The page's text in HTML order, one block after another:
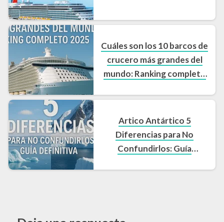
Cuáles son los 10 barcos de
crucero más grandes del
mundo: Ranking completo
Artico Antártico 5
Diferencias para No
Confundirlos: Guía